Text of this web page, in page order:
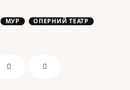
МУР
ОПЕРНИЙ ТЕАТР